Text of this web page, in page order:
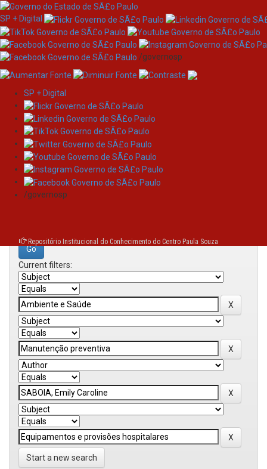
Skip
navigation
SP + Digital
/governosp
SP + Digital
/governosp
Repositório Institucional do Conhecimento do Centro Paula Souza
Search
Search:
Current filters:
Start a new search